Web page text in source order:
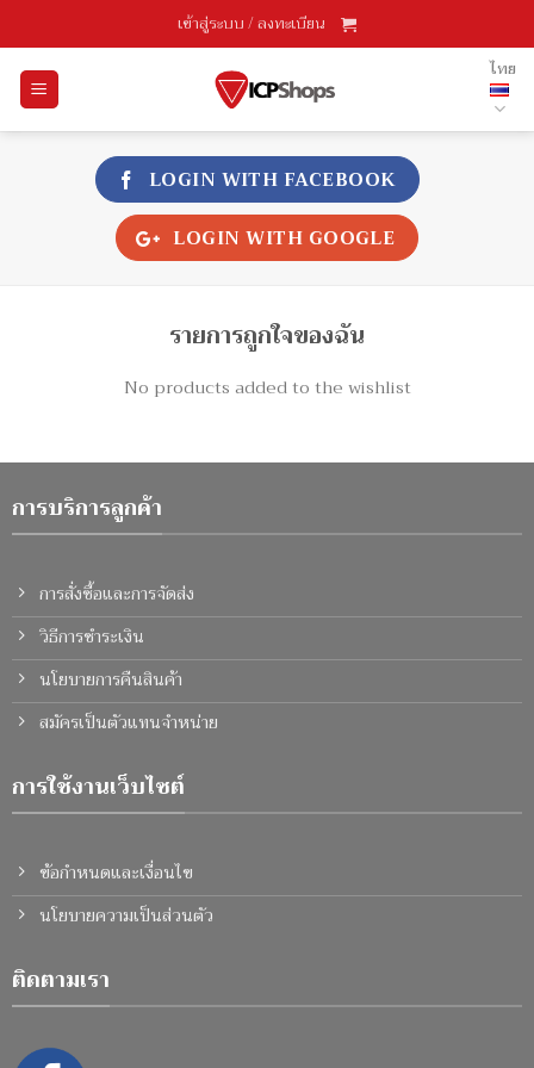
to
content
เข้าสู่ระบบ / ลงทะเบียน
ไทย
LOGIN WITH FACEBOOK
LOGIN WITH GOOGLE
รายการถูกใจของฉัน
No products added to the wishlist
การบริการลูกค้า
การสั่งซื้อและการจัดส่ง
วิธีการชำระเงิน
นโยบายการคืนสินค้า
สมัครเป็นตัวแทนจำหน่าย
การใช้งานเว็บไซต์
ข้อกำหนดและเงื่อนไข
นโยบายความเป็นส่วนตัว
ติดตามเรา